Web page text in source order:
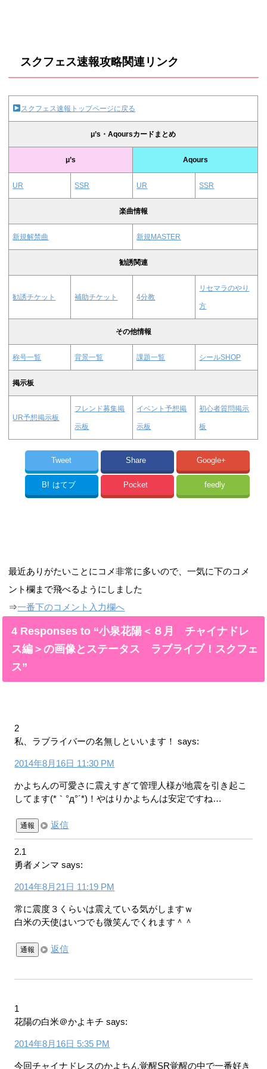
スクフェス速報攻略関連リンク
スクフェス速報トップページに戻る
μ’s・Aqoursカードまとめ
μ’s Aqours
UR SSR UR SSR
楽曲情報
新規解禁曲 新規MASTER
勧誘関連
勧誘チケット 補助チケット 4分教
リセマラのやり
方
その他情報
称号一覧 背景一覧 課題一覧 シールSHOP
掲示板
UR予想掲示板
フレンド募集掲
示板
イベント予想掲
示板
初心者質問掲示
板
Tweet Share Google+
B! はてブ Pocket feedly
最近ありがたいことにコメ非常に多いので、一気に下のコメ
ント欄まで飛べるようにしました
⇒一番下のコメント入力欄へ
4 Responses to “小泉花陽＜８月 チャイナドレ
ス編＞の画像とステータス ラブライブ！スクフェ
ス”
2
私、ラブライバーの名無しといいます！
says:
2014年8月16日 11:30 PM
かよちんの可愛さに震えすぎて管理人様が地震を引き起こ
してます(*｀°д°´*)！やはりかよちんは安定ですね…
通報 返信
2.1
勇者メンマ says:
2014年8月21日 11:19 PM
常に震度３くらいは震えている気がしますｗ
白米の天使はいつでも微笑んでくれます＾＾
通報 返信
1
花陽の白米＠かよキチ says:
2014年8月16日 5:35 PM
今回チャイナドレスのかよちん覚醒SR覚醒の中で一番好き